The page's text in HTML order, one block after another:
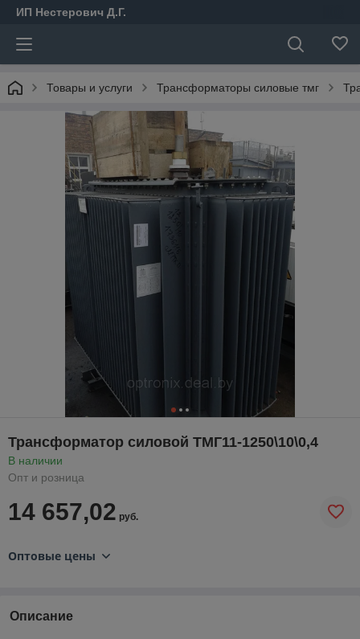
ИП Нестерович Д.Г.
Товары и услуги Трансформаторы силовые тмг
Трансформатор силовой ТМГ11-1250\10\0,4
В наличии
Опт и розница
14 657,02 руб.
Оптовые цены
Описание